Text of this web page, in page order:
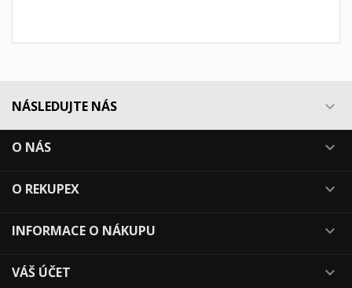
NÁSLEDUJTE NÁS 
O NÁS 
O REKUPEX 
INFORMACE O NÁKUPU 
VÁŠ ÚČET 